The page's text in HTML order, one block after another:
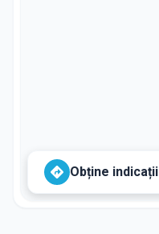
Obține indicații